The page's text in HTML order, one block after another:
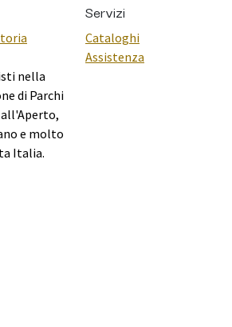
nella
di Parchi
all'Aperto,
e molto
Italia.
Servizi
Cataloghi
Assistenza